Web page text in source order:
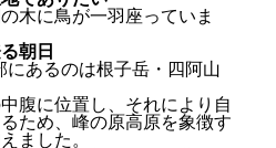
木に鳥が一羽座っていま
朝日
にあるのは根子岳・四阿山
腹に位置し、それにより自
ため、峰の原高原を象徴す
ました。